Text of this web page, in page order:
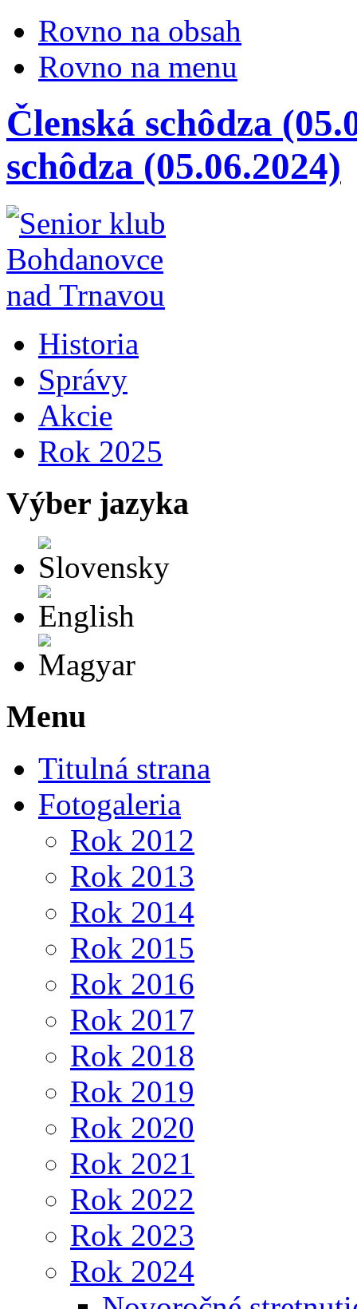
Rovno na obsah
Rovno na menu
Členská schôdza
schôdza (05.06.2024)
Historia
Správy
Akcie
Rok 2025
Výber jazyka
Menu
Titulná strana
Fotogaleria
Rok 2012
Rok 2013
Rok 2014
Rok 2015
Rok 2016
Rok 2017
Rok 2018
Rok 2019
Rok 2020
Rok 2021
Rok 2022
Rok 2023
Rok 2024